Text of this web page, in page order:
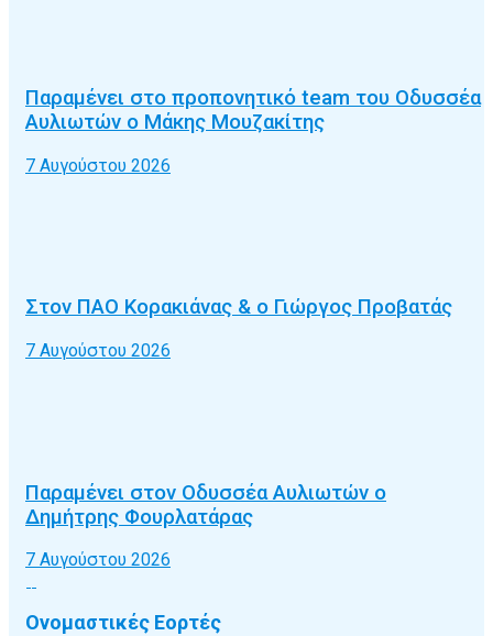
Παραμένει στο προπονητικό team του Οδυσσέα
Αυλιωτών ο Μάκης Μουζακίτης
7 Αυγούστου 2026
Στον ΠΑΟ Κορακιάνας & ο Γιώργος Προβατάς
7 Αυγούστου 2026
Παραμένει στον Οδυσσέα Αυλιωτών ο
Δημήτρης Φουρλατάρας
7 Αυγούστου 2026
Ονομαστικές Εορτές